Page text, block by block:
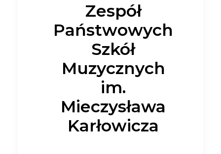
Zespół
Państwowych
Szkół
Muzycznych
im.
Mieczysława
Karłowicza